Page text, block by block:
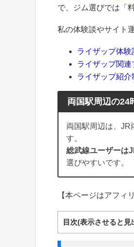
で、ジム選びでは「
私の体験談やサイト
ライザップ体験
ライザップ関連
ライザップ紹介
両国駅周辺の24
両国駅周辺は、JR
す。
総武線ユーザーは
選びやすいです。
【本ページはアフィ
目次(表示させると